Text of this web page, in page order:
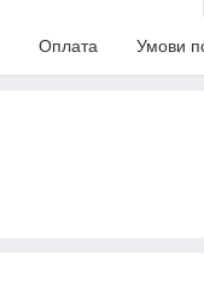
Оплата Умови